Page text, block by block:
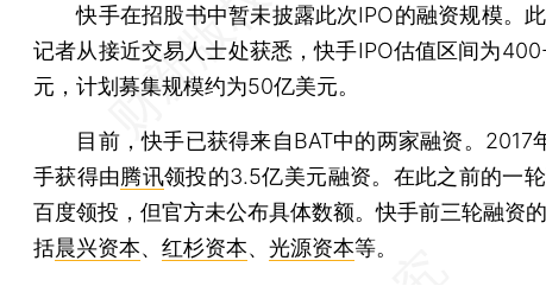
快手在招股书中暂未披露此次IPO的融资规模。
记者从接近交易人士处获悉，快手IPO估值区间为
元，计划募集规模约为50亿美元。
目前，快手已获得来自BAT中的两家融资。2017
手获得由腾讯领投的3.5亿美元融资。在此之前的一
百度领投，但官方未公布具体数额。快手前三轮融资
括晨兴资本、 红杉资本、 光源资本等。